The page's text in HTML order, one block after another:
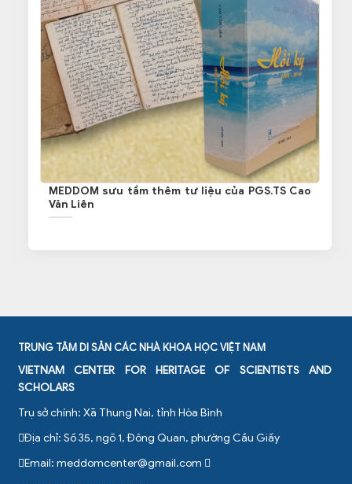
MEDDOM sưu tầm thêm tư liệu của PGS.TS Cao
Văn Liên
TRUNG TÂM DI SẢN CÁC NHÀ KHOA HỌC VIỆT NAM
VIETNAM CENTER FOR HERITAGE OF SCIENTISTS AND
SCHOLARS
Trụ sở chính: Xã Thung Nai, tỉnh Hòa Bình
Địa chỉ: Số 35, ngõ 1, Đông Quan, phường Cầu Giấy
Email: meddomcenter@gmail.com